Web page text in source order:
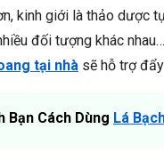
kinh giới là thảo dược
đối tượng khác
tại nhà sẽ hỗ trợ
Bạn Cách Dùng Lá